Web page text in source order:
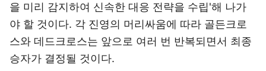
을 미리 감지하여 신속한 대응 전략을 수립'해 나가
야 할 것이다. 각 진영의 머리싸움에 따라 골든크로
스와 데드크로스는 앞으로 여러 번 반복되면서 최종
승자가 결정될 것이다.